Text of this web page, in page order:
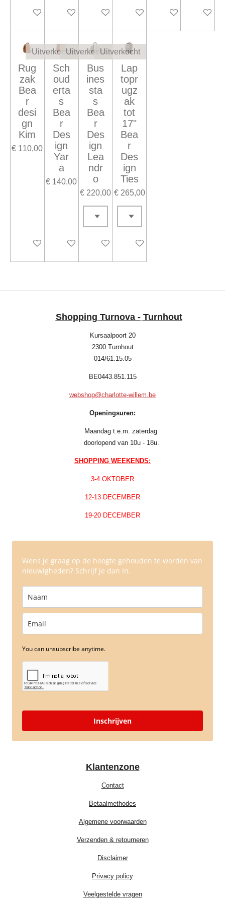
Houd mij op de hoogte
In winkelwagenIn winkelwagenIn winkelwagenHoud mij op de
Houd
Rug
zak
Bea
r
desi
gn
Kim
€ 110,00
In winkelwagen
Uitverkocht
Sch
oud
erta
s
Bea
r
Des
ign
Yar
a
€ 140,00
Houd mij op de hoogte
Uitverkocht
Bus
ines
sta
s
Bea
r
Des
ign
Lea
ndr
o
€ 220,00
Houd mij op de hoogte
Uitverkocht
Lap
topr
ugz
ak
tot
17"
Bea
r
Des
ign
Ties
€ 265,00
Houd mij op de hoogte
Shopping Turnova - Turnhout
Kursaalpoort 20
2300 Turnhout
014/61.15.05
BE0443.851.115
webshop@charlotte-willem.be
Openingsuren:
Maandag t.e.m. zaterdag
doorlopend van 10u - 18u.
SHOPPING WEEKENDS:
3-4 OKTOBER
12-13 DECEMBER
19-20 DECEMBER
Wens je graag op de hoogte gehouden te worden van
nieuwigheden? Schrijf je dan in.
You can unsubscribe anytime.
Inschrijven
Klantenzone
Contact
Betaalmethodes
Algemene voorwaarden
Verzenden & retourneren
Disclaimer
Privacy policy
Veelgestelde vragen